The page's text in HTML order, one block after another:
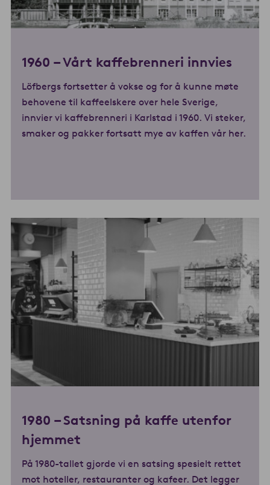
1960 –Vårt kaffebrenneri innvies
Löfbergs fortsetter å vokse og for å kunne møte
behovene til kaffeelskere over hele Sverige,
innvier vi kaffebrenneri i Karlstad i 1960. Vi steker,
smaker og pakker fortsatt mye av kaffen vår her.
1980 –Satsning på kaffe utenfor
hjemmet
På 1980-tallet gjorde vi en satsing spesielt rettet
mot hoteller, restauranter og kafeer. Det legger